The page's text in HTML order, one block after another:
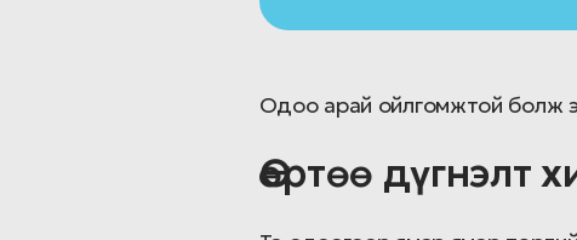
Одоо арай ойлгомжтой болж
Өөртөө дүгнэлт